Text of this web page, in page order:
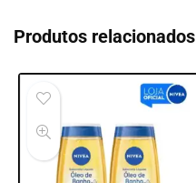
Produtos relacionados